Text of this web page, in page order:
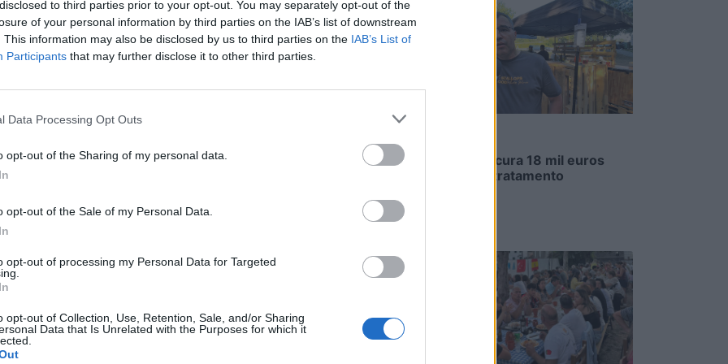
to third parties prior to your opt-out. You may separately opt-out of the
of your personal information by third parties on the IAB’s list of downstream
This information may also be disclosed by us to third parties on the IAB’s List of
Participants that may further disclose it to other third parties.
Data Processing Opt Outs
opt-out of the Sharing of my personal data.
opt-out of the Sale of my Personal Data.
opt-out of processing my Personal Data for Targeted
opt-out of Collection, Use, Retention, Sale, and/or Sharing
Data that Is Unrelated with the Purposes for which it
consistente como o são os instrumentos de metal,
mas pode unir, uma ferramenta da fina costura e que o
prosa bem-humorada, pôr a nu os vícios ou defeitos de
ou instituição. Leio sempre que posso. Até ao momento
dá ideia de que a recolha de informação e a procura de fontes
atento o seu conteúdo fétido, sendo difícil de aceitar, era
próprio da fina costura é difícil perceber que haja
incógnito.
que não a de albergues conspirativos, tal como muitos os
Família procura 18 mil euros
para novo tratamento